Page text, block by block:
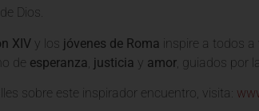
Dios.
XIVy los jóvenes de Roma inspire a todos
de esperanza justicia y amor, guiados por
sobre este inspirador encuentro, visita: